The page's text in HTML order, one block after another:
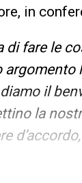
in
di fare le
il
la